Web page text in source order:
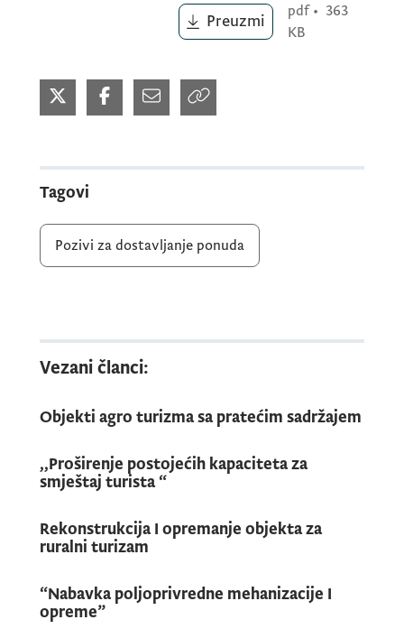
Preuzmi
pdf • 363
KB
Tagovi
Pozivi za dostavljanje ponuda
Vezani članci:
Objekti agro turizma sa pratećim sadržajem
,,Proširenje postojećih kapaciteta za
smještaj turista “
Rekonstrukcija I opremanje objekta za
ruralni turizam
“Nabavka poljoprivredne mehanizacije I
opreme”